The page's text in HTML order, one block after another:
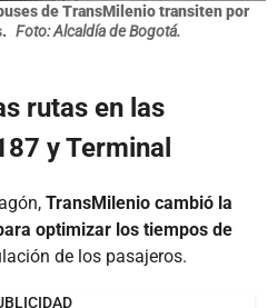
de TransMilenio transiten por
Foto: Alcaldía de Bogotá.
rutas en las
y Terminal
TransMilenio cambió la
optimizar los tiempos de
de los pasajeros.